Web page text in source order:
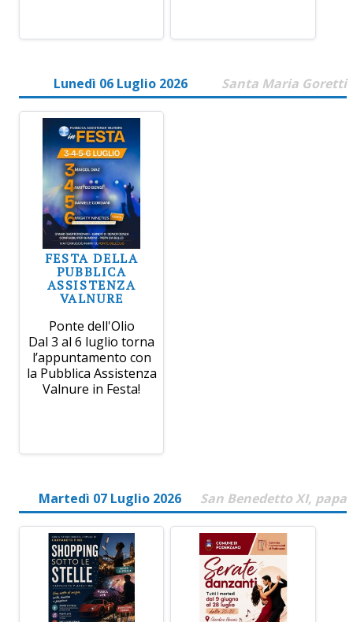
Lunedì 06 Luglio 2026 Santa Maria Goretti
FESTA DELLA
PUBBLICA
ASSISTENZA
VALNURE
Ponte dell'Olio
Dal 3 al 6 luglio torna
l’appuntamento con
la Pubblica Assistenza
Valnure in Festa!
Martedì 07 Luglio 2026 San Benedetto XI, papa